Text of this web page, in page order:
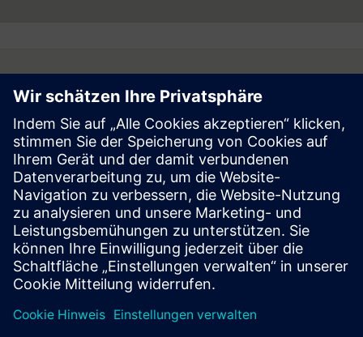
Follow
Press | Company | Siemens
© Siemens 1996 – 2026
Corporate Information
Privacy Notice
Cookie Notice